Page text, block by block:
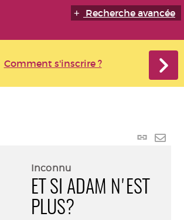
Recherche avancée
Comment s'inscrire ?
Lien
Inconnu
ET SI ADAM N'EST
PLUS?